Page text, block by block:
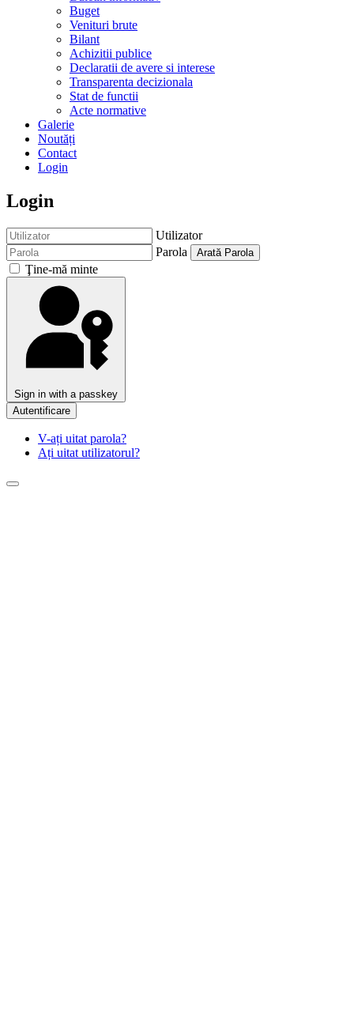
Buget
Venituri brute
Bilant
Achizitii publice
Declaratii de avere si interese
Transparenta decizionala
Stat de functii
Acte normative
Galerie
Noutăți
Contact
Login
Login
Utilizator
Parola
Arată Parola
Ţine-mă minte
Sign in with a passkey
Autentificare
V-ați uitat parola?
Ați uitat utilizatorul?